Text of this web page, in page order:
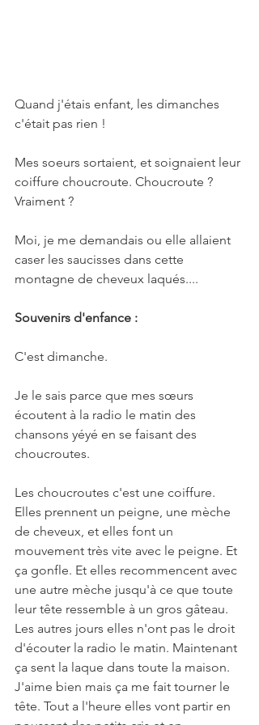
Quand j'étais enfant, les dimanches
c'était pas rien !
Mes soeurs sortaient, et soignaient leur
coiffure choucroute. Choucroute ?
Vraiment ?
Moi, je me demandais ou elle allaient
caser les saucisses dans cette
montagne de cheveux laqués....
Souvenirs d'enfance :
C'est dimanche.
Je le sais parce que mes sœurs
écoutent à la radio le matin des
chansons yéyé en se faisant des
choucroutes.
Les choucroutes c'est une coiffure.
Elles prennent un peigne, une mèche
de cheveux, et elles font un
mouvement très vite avec le peigne. Et
ça gonfle. Et elles recommencent avec
une autre mèche jusqu'à ce que toute
leur tête ressemble à un gros gâteau.
Les autres jours elles n'ont pas le droit
d'écouter la radio le matin. Maintenant
ça sent la laque dans toute la maison.
J'aime bien mais ça me fait tourner le
tête. Tout a l'heure elles vont partir en